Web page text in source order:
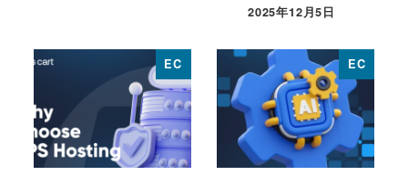
投稿日
2025年12月5日
EC EC